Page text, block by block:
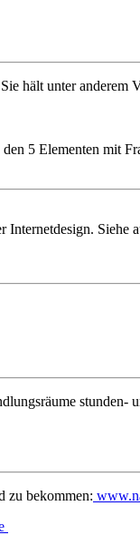
hält unter
5 Elementen mit
Siehe
zu bekommen: